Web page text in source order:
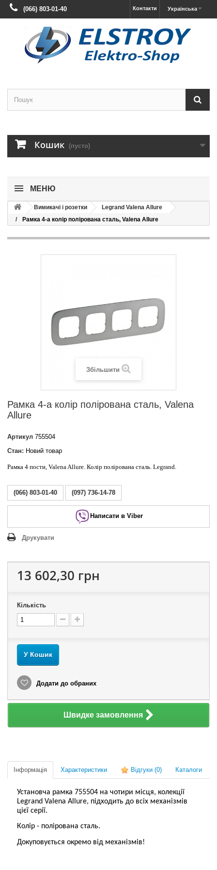
Українська
Контакти
(066) 803-01-40
Кошик (пусто)
МЕНЮ
Вимикачі і розетки
Legrand Valena Allure
Рамка 4-а колір полірована сталь, Valena Allure
Збільшити
Рамка 4-а колір полірована сталь, Valena
Allure
Артикул 755504
Стан: Новий товар
Рамка 4 пости, Valena Allure. Колір полірована сталь. Legrand.
(066) 803-01-40 (097) 736-14-78
Написати в Viber
Друкувати
13 602,30 грн
Кількість
У Кошик
Додати до обраних
Швидке замовлення
Інформація Характеристики Відгуки (0) Каталоги
Установча рамка 755504 на чотири місця, колекції
Legrand Valena Allure, підходить до всіх механізмів
цієї серії.
Колір - полірована сталь.
Докуповується окремо від механізмів!